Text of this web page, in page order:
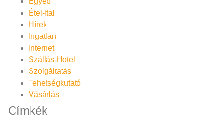
Étel-Ital
Hírek
Ingatlan
Internet
Szállás-Hotel
Szolgáltatás
Tehetségkutató
Vásárlás
Címkék